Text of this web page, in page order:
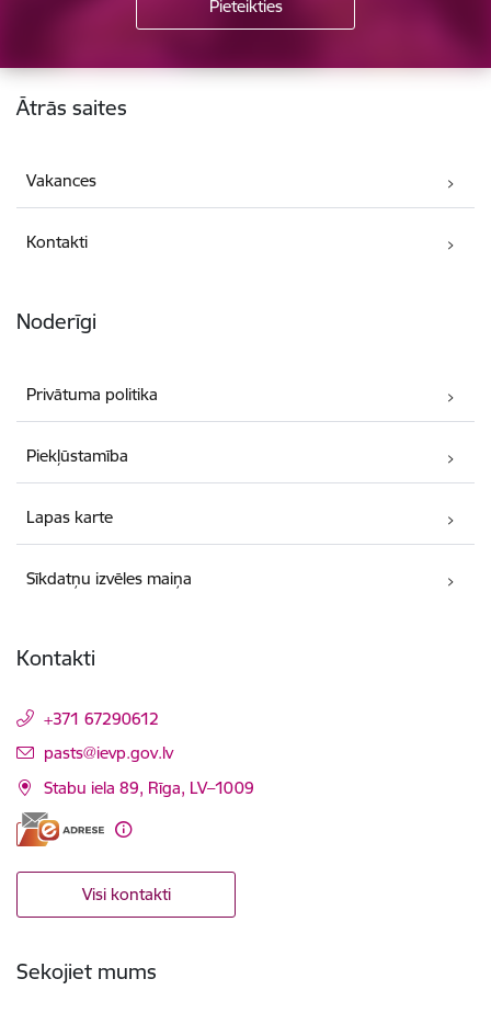
Kājene
Ātrās saites
Vakances
Kontakti
Noderīgi
Privātuma politika
Piekļūstamība
Lapas karte
Sīkdatņu izvēles maiņa
Kontakti
+371 67290612
E-pasts:
pasts@ievp.gov.lv
Stabu iela 89, Rīga, LV–1009
Visi kontakti
Sekojiet mums